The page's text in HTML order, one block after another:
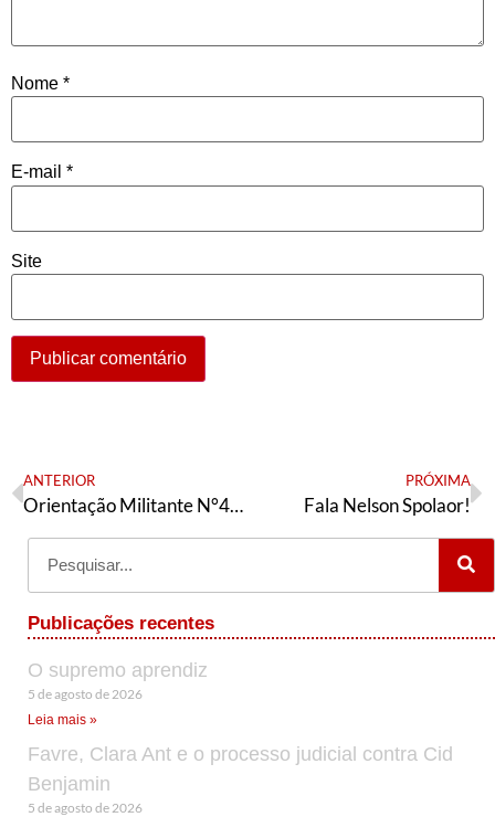
Nome *
E-mail *
Site
ANTERIOR
Orientação Militante N°413 (29 de fevereiro de 2024)
PRÓXIMA
Fala Nelson Spolaor!
Publicações recentes
O supremo aprendiz
5 de agosto de 2026
Leia mais »
Favre, Clara Ant e o processo judicial contra Cid
Benjamin
5 de agosto de 2026